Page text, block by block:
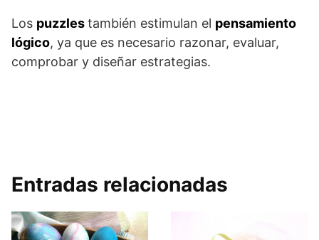
Los puzzlestambién estimulan el pensamiento
lógico, ya que es necesario razonar, evaluar,
comprobar y diseñar estrategias.
Entradas relacionadas